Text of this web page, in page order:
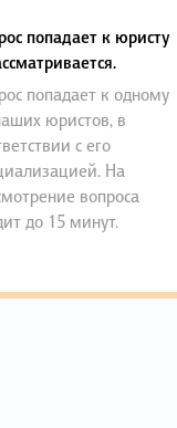
попадает к юристу
попадает к одному
юристов, в
с его
На
вопроса
до 15 минут.